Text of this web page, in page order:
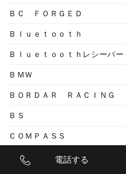
ＢＣ ＦＯＲＧＥＤ
Ｂｌｕｅｔｏｏｔｈ
Ｂｌｕｅｔｏｏｔｈレシーバー
ＢＭＷ
ＢＯＲＤＡＲ ＲＡＣＩＮＧ
ＢＳ
ＣＯＭＰＡＳＳ
ＣＯＭＰＡＳＳ４Ｇ
電話する